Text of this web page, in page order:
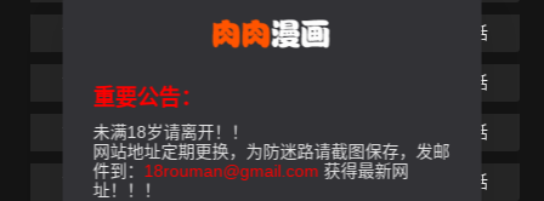
第54話 第55話 第56話
第57話 第60話
第61話 第62話 第64話
第65話 第66話 第67話 第68話
重要公告：
未满18岁请离开！！
网站地址定期更换，为防迷路请截图保存，发邮
件到： 18rouman@gmail.com 获得最新网
址！！！